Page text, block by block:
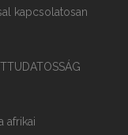
kapcsolatosan
afrikai